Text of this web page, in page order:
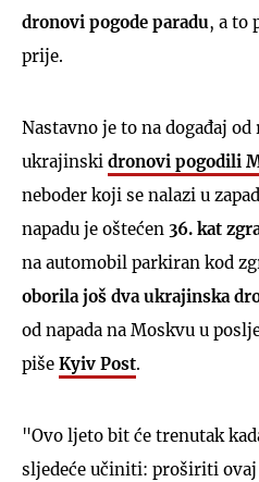
dronovi pogode paradu, a to
prije.
Nastavno je to na događaj
ukrajinski dronovi pogodili
neboder koji se nalazi u
napadu je oštećen 36. kat
na automobil parkiran kod
oborila još dva ukrajinska
od napada na Moskvu u
piše Kyiv Post.
"Ovo ljeto bit će trenutak
sljedeće učiniti: proširiti